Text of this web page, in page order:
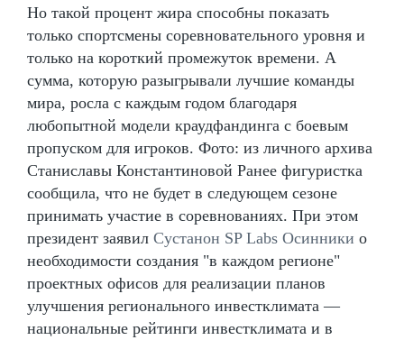
Но такой процент жира способны показать
только спортсмены соревновательного уровня и
только на короткий промежуток времени. А
сумма, которую разыгрывали лучшие команды
мира, росла с каждым годом благодаря
любопытной модели краудфандинга с боевым
пропуском для игроков. Фото: из личного архива
Станиславы Константиновой Ранее фигуристка
сообщила, что не будет в следующем сезоне
принимать участие в соревнованиях. При этом
президент заявил Сустанон SP Labs Осинники о
необходимости создания "в каждом регионе"
проектных офисов для реализации планов
улучшения регионального инвестклимата —
национальные рейтинги инвестклимата и в